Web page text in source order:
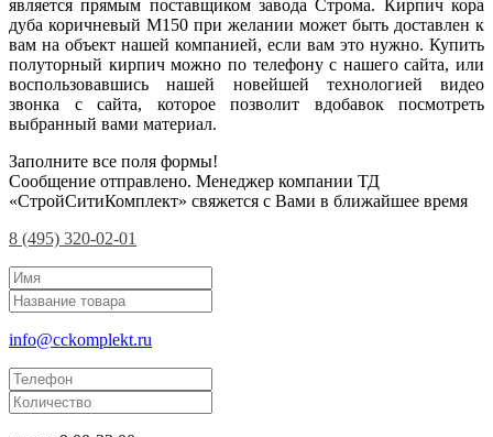
является прямым поставщиком завода Строма. Кирпич кора
дуба коричневый М150 при желании может быть доставлен к
вам на объект нашей компанией, если вам это нужно. Купить
полуторный кирпич можно по телефону с нашего сайта, или
воспользовавшись нашей новейшей технологией видео
звонка с сайта, которое позволит вдобавок посмотреть
выбранный вами материал.
Заполните все поля формы!
Сообщение отправлено. Менеджер компании ТД
«СтройСитиКомплект» свяжется с Вами в ближайшее время
8 (495) 320-02-01
info@cckomplekt.ru